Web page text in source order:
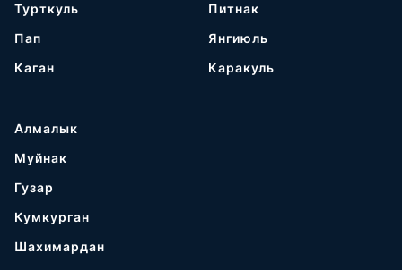
Турткуль
Пап
Каган
Питнак
Янгиюль
Каракуль
Алмалык
Муйнак
Гузар
Кумкурган
Шахимардан